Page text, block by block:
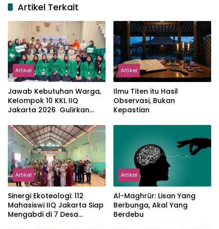
Artikel Terkait
Artikel
Jawab Kebutuhan Warga,
Kelompok 10 KKL IIQ
Jakarta 2026 Gulirkan
Sukamanah
Artikel
Ilmu Titen itu Hasil
Observasi, Bukan
Kepastian
Artikel
‎Sinergi Ekoteologi: 112
Mahasiswi IIQ Jakarta Siap
Mengabdi di 7 Desa
Artikel
Al-Maghrūr: Lisan Yang
Berbunga, Akal Yang
Berdebu